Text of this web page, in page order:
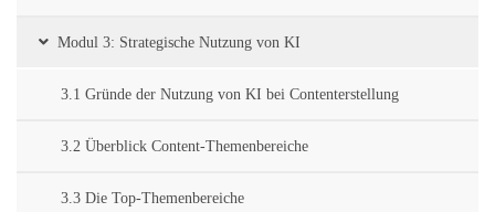
Modul 3: Strategische Nutzung von KI
3.1 Gründe der Nutzung von KI bei Contenterstellung
3.2 Überblick Content-Themenbereiche
3.3 Die Top-Themenbereiche